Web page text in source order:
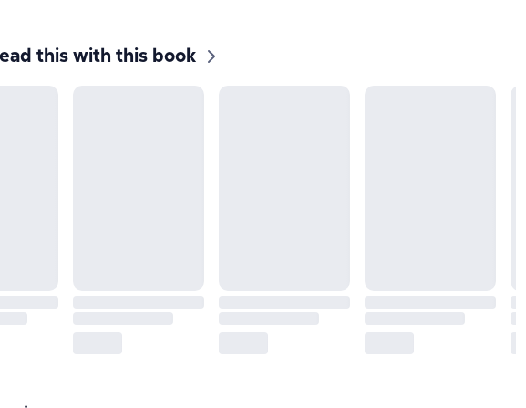
this with this book